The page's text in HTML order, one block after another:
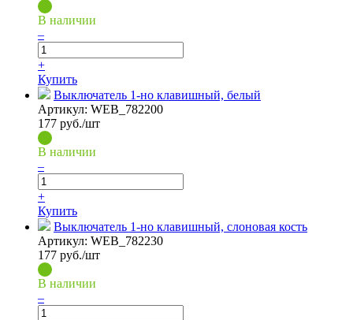
В наличии
–
+
Купить
Выключатель 1-но клавишный, белый
Артикул: WEB_782200
177 руб./шт
В наличии
–
+
Купить
Выключатель 1-но клавишный, слоновая кость
Артикул: WEB_782230
177 руб./шт
В наличии
–